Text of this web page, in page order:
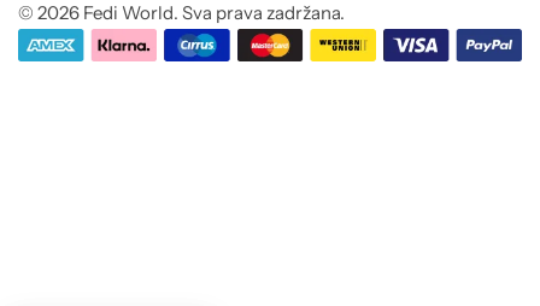
© 2026 Fedi World. Sva prava zadržana.